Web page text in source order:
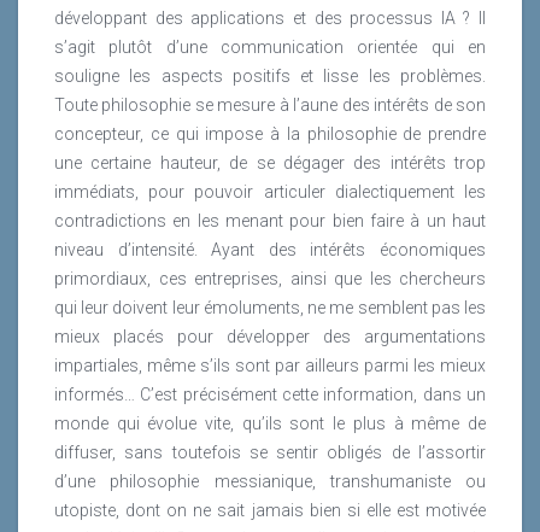
développant des applications et des processus IA ? Il
s’agit plutôt d’une communication orientée qui en
souligne les aspects positifs et lisse les problèmes.
Toute philosophie se mesure à l’aune des intérêts de son
concepteur, ce qui impose à la philosophie de prendre
une certaine hauteur, de se dégager des intérêts trop
immédiats, pour pouvoir articuler dialectiquement les
contradictions en les menant pour bien faire à un haut
niveau d’intensité. Ayant des intérêts économiques
primordiaux, ces entreprises, ainsi que les chercheurs
qui leur doivent leur émoluments, ne me semblent pas les
mieux placés pour développer des argumentations
impartiales, même s’ils sont par ailleurs parmi les mieux
informés… C’est précisément cette information, dans un
monde qui évolue vite, qu’ils sont le plus à même de
diffuser, sans toutefois se sentir obligés de l’assortir
d’une philosophie messianique, transhumaniste ou
utopiste, dont on ne sait jamais bien si elle est motivée